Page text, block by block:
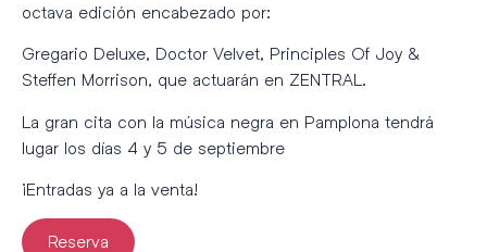
octava edición encabezado por:
Gregario Deluxe, Doctor Velvet, Principles Of Joy &
Steffen Morrison, que actuarán en ZENTRAL.
La gran cita con la música negra en Pamplona tendrá
lugar los días 4 y 5 de septiembre
¡Entradas ya a la venta!
Reserva